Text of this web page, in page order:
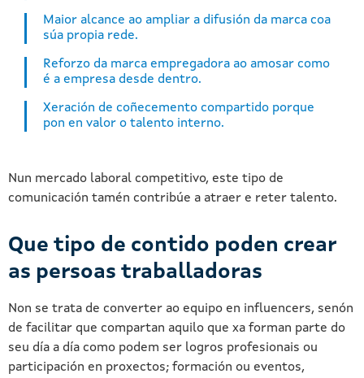
Maior alcance ao ampliar a difusión da marca coa
súa propia rede.
Reforzo da marca empregadora ao amosar como
é a empresa desde dentro.
Xeración de coñecemento compartido porque
pon en valor o talento interno.
Nun mercado laboral competitivo, este tipo de
comunicación tamén contribúe a atraer e reter talento.
Que tipo de contido poden crear
as persoas traballadoras
Non se trata de converter ao equipo en influencers, senón
de facilitar que compartan aquilo que xa forman parte do
seu día a día como podem ser logros profesionais ou
participación en proxectos; formación ou eventos,